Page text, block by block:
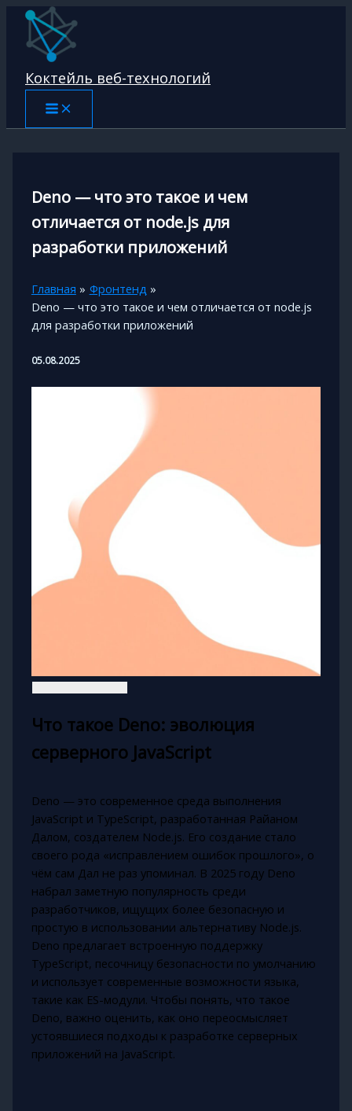
Перейти
содержимому
Коктейль веб-технологий
Deno — что это такое и чем
отличается от node.js для
разработки приложений
Главная
Фронтенд
Deno — что это такое и чем отличается от node.js
для разработки приложений
05.08.2025
Что такое Deno: эволюция
серверного JavaScript
Deno — это современное среда выполнения
JavaScript и TypeScript, разработанная Райаном
Далом, создателем Node.js. Его создание стало
своего рода «исправлением ошибок прошлого», о
чём сам Дал не раз упоминал. В 2025 году Deno
набрал заметную популярность среди
разработчиков, ищущих более безопасную и
простую в использовании альтернативу Node.js.
Deno предлагает встроенную поддержку
TypeScript, песочницу безопасности по умолчанию
и использует современные возможности языка,
такие как ES-модули. Чтобы понять, что такое
Deno, важно оценить, как оно переосмысляет
устоявшиеся подходы к разработке серверных
приложений на JavaScript.